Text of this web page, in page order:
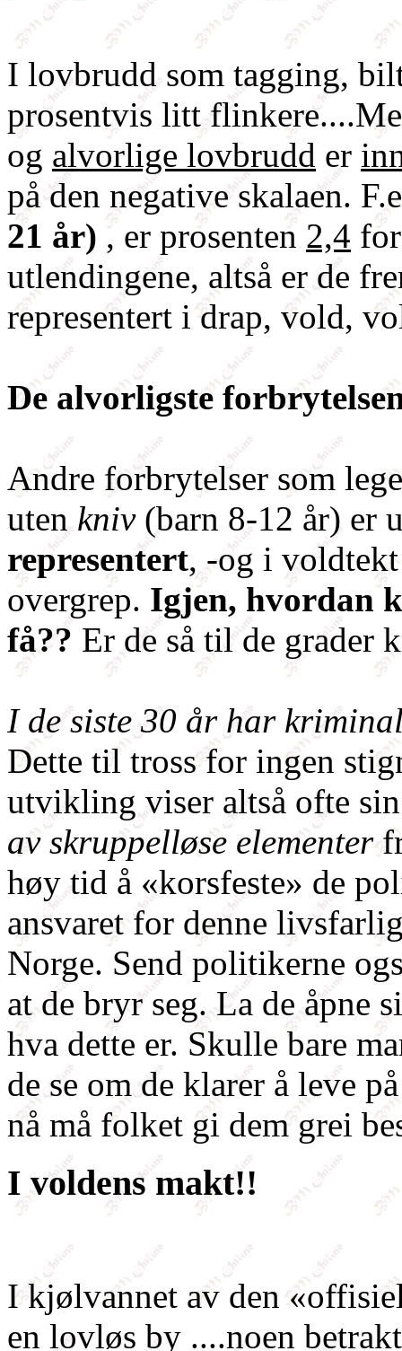
I lovbrudd som tagging,
prosentvis litt
og alvorlige lovbrudd er
på den negative skalaen.
21 år) , er prosenten 2,4
utlendingene, altså er de
representert i drap, vold,
De alvorligste
Andre forbrytelser som
uten kniv(barn 8-12 år) er
representert, -og i
overgrep. Igjen, hvordan
få?? Er de så til de grader
I de siste 30 år har
Dette til tross for ingen
utvikling viser altså ofte
av skruppelløse elementer
høy tid å «korsfeste» de
ansvaret for denne
Norge. Send politikerne
at de bryr seg. La de åpne
hva dette er. Skulle bare
de se om de klarer å leve
nå må folket gi dem grei
I voldens makt!!
I kjølvannet av den
en lovløs by ....noen